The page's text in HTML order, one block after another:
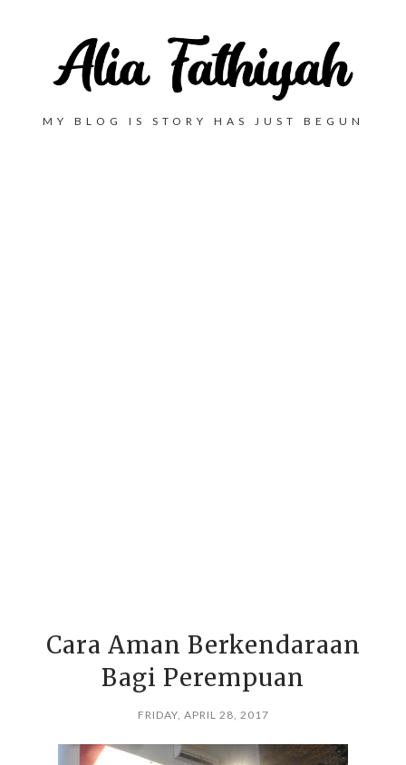
MY BLOG IS STORY HAS JUST BEGUN
Cara Aman Berkendaraan
Bagi Perempuan
FRIDAY, APRIL 28, 2017